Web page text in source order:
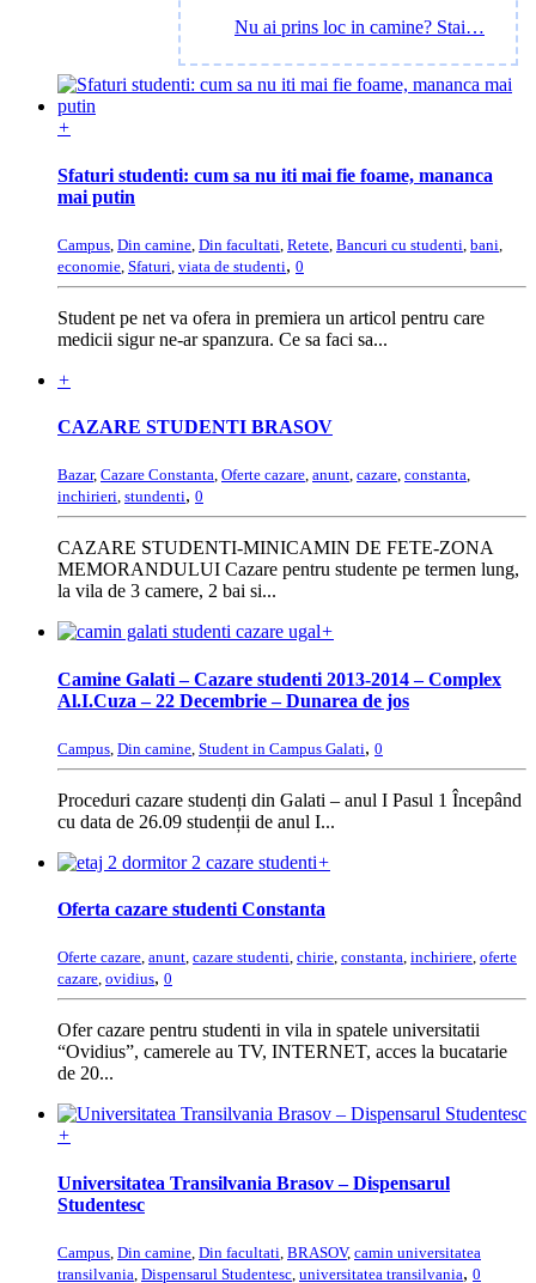
Nu ai prins loc in camine? Stai…
+
Sfaturi studenti: cum sa nu iti mai fie foame, mananca
mai putin
Campus Din camine Din facultati Retete Bancuri cu studenti bani
economie Sfaturi viata de studenti, 0
Student pe net va ofera in premiera un articol pentru care
medicii sigur ne-ar spanzura. Ce sa faci sa...
+
CAZARE STUDENTI BRASOV
Bazar, Cazare Constanta, Oferte cazare, anunt, cazare, constanta,
inchirieri, stundenti, 0
CAZARE STUDENTI-MINICAMIN DE FETE-ZONA
MEMORANDULUI Cazare pentru studente pe termen lung,
la vila de 3 camere, 2 bai si...
+
Camine Galati – Cazare studenti 2013-2014 – Complex
Al.I.Cuza – 22 Decembrie – Dunarea de jos
Campus Din camine Student in Campus Galati, 0
Proceduri cazare studenți din Galati – anul I Pasul 1 Începând
cu data de 26.09 studenții de anul I...
+
Oferta cazare studenti Constanta
Oferte cazare, anunt, cazare studenti, chirie, constanta, inchiriere, oferte
cazare, ovidius, 0
Ofer cazare pentru studenti in vila in spatele universitatii
“Ovidius”, camerele au TV, INTERNET, acces la bucatarie
de 20...
+
Universitatea Transilvania Brasov – Dispensarul
Studentesc
Campus, Din camine, Din facultati, BRASOV, camin universitatea
transilvania, Dispensarul Studentesc, universitatea transilvania, 0